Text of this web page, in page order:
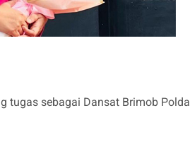
tugas sebagai Dansat Brimob Polda